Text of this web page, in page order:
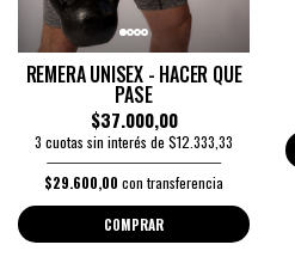
REMERA UNISEX - HACER QUE
PASE
$37.000,00
3 cuotas sin interés de $12.333,33
$29.600,00 con transferencia
COMPRAR